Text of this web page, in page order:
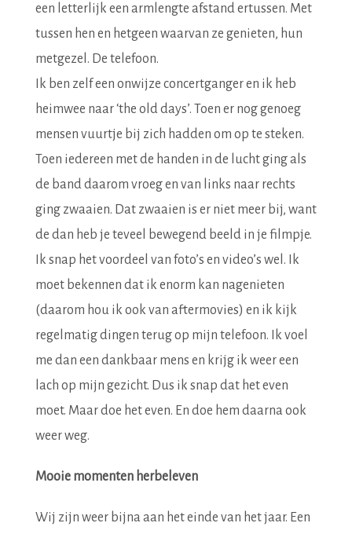
een letterlijk een armlengte afstand ertussen. Met
tussen hen en hetgeen waarvan ze genieten, hun
metgezel. De telefoon.
Ik ben zelf een onwijze concertganger en ik heb
heimwee naar ‘the old days’. Toen er nog genoeg
mensen vuurtje bij zich hadden om op te steken.
Toen iedereen met de handen in de lucht ging als
de band daarom vroeg en van links naar rechts
ging zwaaien. Dat zwaaien is er niet meer bij, want
de dan heb je teveel bewegend beeld in je filmpje.
Ik snap het voordeel van foto’s en video’s wel. Ik
moet bekennen dat ik enorm kan nagenieten
(daarom hou ik ook van aftermovies) en ik kijk
regelmatig dingen terug op mijn telefoon. Ik voel
me dan een dankbaar mens en krijg ik weer een
lach op mijn gezicht. Dus ik snap dat het even
moet. Maar doe het even. En doe hem daarna ook
weer weg.
Mooie momenten herbeleven
Wij zijn weer bijna aan het einde van het jaar. Een